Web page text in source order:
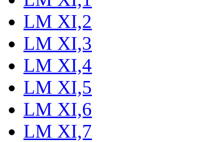
LM XI,2
LM XI,3
LM XI,4
LM XI,5
LM XI,6
LM XI,7